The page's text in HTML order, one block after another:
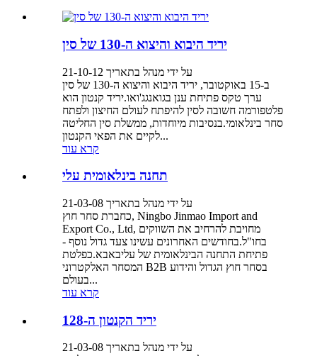
יריד היבוא והיצוא ה-130 של סין
על ידי מנהל בתאריך 21-10-12
ב-15 באוקטובר, יריד היבוא והיצוא ה-130 של סין
ערך טקס פתיחת ענן בגואנגג'ואו.יריד קנטון הוא
פלטפורמה חשובה לסין להיפתח לעולם החיצון ולפתח
סחר בינלאומי.בנסיבות מיוחדות, ממשלת סין החליטה
לקיים את הפאי הקנטון...
קרא עוד
תחנה בינלאומית עלי
על ידי מנהל בתאריך 21-03-08
כחברת סחר חוץ, Ningbo Jinmao Import and
Export Co., Ltd, מחויבת להרחיב את השווקים
בחו"ל.בחודשים האחרונים עשינו צעד גדול נוסף -
פתיחת התחנה הבינלאומית של עליבאבא.כפלטת
המסחר האלקטרוני B2B בסחר חוץ הגדול והידוע
בעולם...
קרא עוד
יריד הקנטון ה-128
על ידי מנהל בתאריך 21-03-08